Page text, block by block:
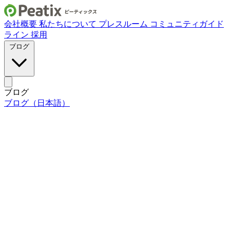
会社概要 私たちについて プレスルーム コミュニティガイド
ライン 採用
ブログ
ブログ（日本語）